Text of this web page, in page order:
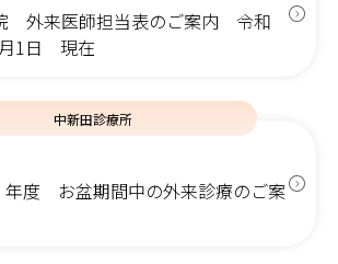
外来医師担当表のご案内 令和
1日 現在
中新田診療所
年度 お盆期間中の外来診療のご案